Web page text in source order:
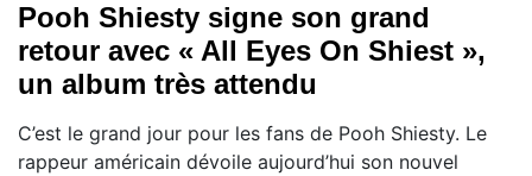
Pooh Shiesty signe son grand
retour avec « All Eyes On Shiest »,
un album très attendu
C’est le grand jour pour les fans de Pooh Shiesty. Le
rappeur américain dévoile aujourd’hui son nouvel